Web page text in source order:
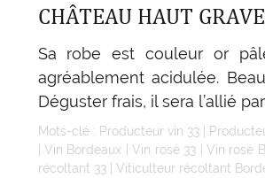
CHÂTEAU HAUT
Sa robe est couleur or
agréablement acidulée.
Déguster frais, il sera l’allié
Mots-clé : Producteur vin 33
|Vin Bordeaux |Vin rosé 33 |Vin rosé
récoltant 33| Viticulteur récoltant